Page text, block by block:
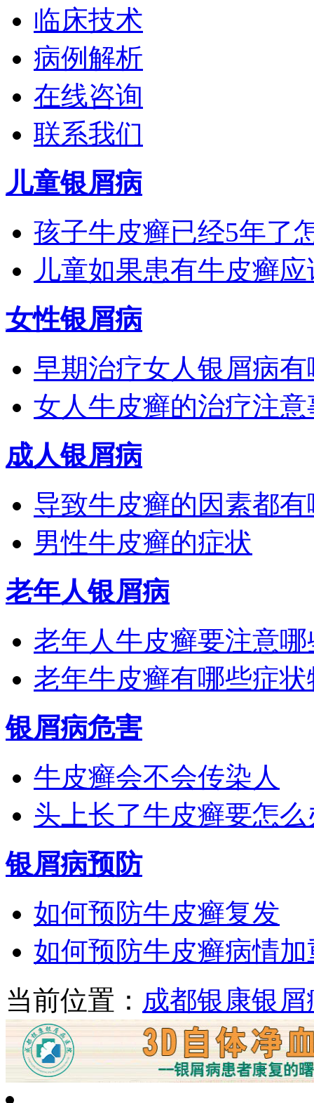
临床技术
病例解析
在线咨询
联系我们
儿童银屑病
孩子牛皮癣已经5年了
儿童如果患有牛皮癣应
女性银屑病
早期治疗女人银屑病有
女人牛皮癣的治疗注意
成人银屑病
导致牛皮癣的因素都有
男性牛皮癣的症状
老年人银屑病
老年人牛皮癣要注意哪
老年牛皮癣有哪些症状
银屑病危害
牛皮癣会不会传染人
头上长了牛皮癣要怎么
银屑病预防
如何预防牛皮癣复发
如何预防牛皮癣病情加
当前位置： 成都银康银